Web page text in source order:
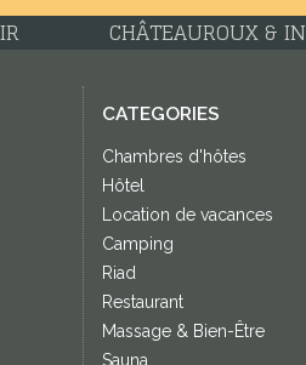
CATEGORIES
Chambres d'hôtes
Hôtel
Location de vacances
Camping
Riad
Restaurant
Massage & Bien-Être
Sauna